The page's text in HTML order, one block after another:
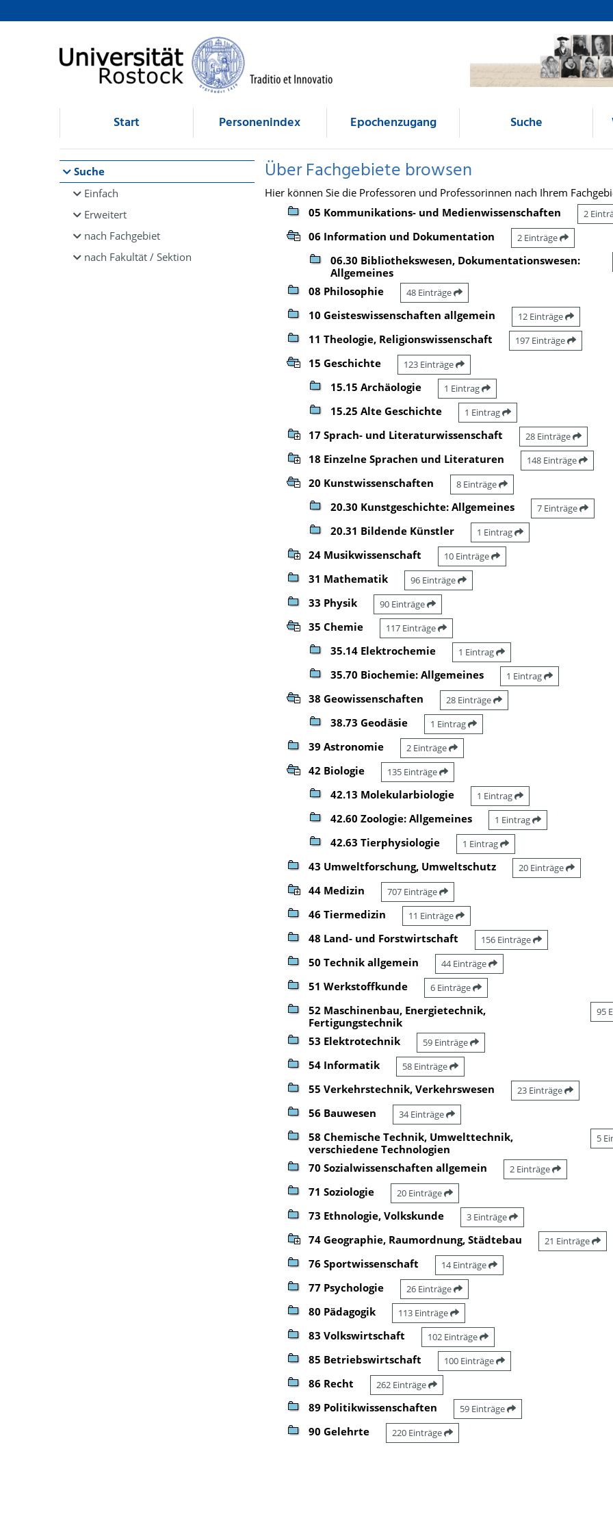
Browsen
direkt zum Inhalt
Start Personenindex Epochenzugang Suche
Suche
Einfach
Erweitert
nach Fachgebiet
nach Fakultät / Sektion
Über Fachgebiete browsen
Hier können Sie die Professoren und Professorinnen nach Ihrem
05 Kommunikations- und Medienwissenschaften
2
06 Information und Dokumentation 2 Einträge
06.30 Bibliothekswesen, Dokumentationswesen:
Allgemeines
08 Philosophie 48 Einträge
10 Geisteswissenschaften allgemein 12 Einträge
11 Theologie, Religionswissenschaft 197 Einträge
15 Geschichte 123 Einträge
15.15 Archäologie 1 Eintrag
15.25 Alte Geschichte 1 Eintrag
17 Sprach- und Literaturwissenschaft 28 Einträge
18 Einzelne Sprachen und Literaturen 148 Einträge
20 Kunstwissenschaften 8 Einträge
20.30 Kunstgeschichte: Allgemeines 7 Einträge
20.31 Bildende Künstler 1 Eintrag
24 Musikwissenschaft 10 Einträge
31 Mathematik 96 Einträge
33 Physik 90 Einträge
35 Chemie 117 Einträge
35.14 Elektrochemie 1 Eintrag
35.70 Biochemie: Allgemeines 1 Eintrag
38 Geowissenschaften 28 Einträge
38.73 Geodäsie 1 Eintrag
39 Astronomie 2 Einträge
42 Biologie 135 Einträge
42.13 Molekularbiologie 1 Eintrag
42.60 Zoologie: Allgemeines 1 Eintrag
42.63 Tierphysiologie 1 Eintrag
43 Umweltforschung, Umweltschutz 20 Einträge
44 Medizin 707 Einträge
46 Tiermedizin 11 Einträge
48 Land- und Forstwirtschaft 156 Einträge
50 Technik allgemein 44 Einträge
51 Werkstoffkunde 6 Einträge
52 Maschinenbau, Energietechnik,
Fertigungstechnik
95
53 Elektrotechnik 59 Einträge
54 Informatik 58 Einträge
55 Verkehrstechnik, Verkehrswesen 23 Einträge
56 Bauwesen 34 Einträge
58 Chemische Technik, Umwelttechnik,
verschiedene Technologien
5
70 Sozialwissenschaften allgemein 2 Einträge
71 Soziologie 20 Einträge
73 Ethnologie, Volkskunde 3 Einträge
74 Geographie, Raumordnung, Städtebau 21 Einträge
76 Sportwissenschaft 14 Einträge
77 Psychologie 26 Einträge
80 Pädagogik 113 Einträge
83 Volkswirtschaft 102 Einträge
85 Betriebswirtschaft 100 Einträge
86 Recht 262 Einträge
89 Politikwissenschaften 59 Einträge
90 Gelehrte 220 Einträge